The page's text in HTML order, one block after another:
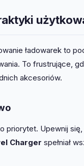
ładowarek to
To frustrujące,
akcesoriów.
priorytet. Upewnij
Charger spełniał